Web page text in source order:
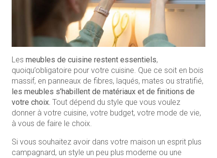
Les meubles de cuisine restent essentiels,
quoiqu’obligatoire pour votre cuisine. Que ce soit en bois
massif, en panneaux de fibres, laqués, mates ou stratifié,
les meubles s’habillent de matériaux et de finitions de
votre choix. Tout dépend du style que vous voulez
donner à votre cuisine, votre budget, votre mode de vie,
à vous de faire le choix.
Si vous souhaitez avoir dans votre maison un esprit plus
campagnard, un style un peu plus moderne ou une